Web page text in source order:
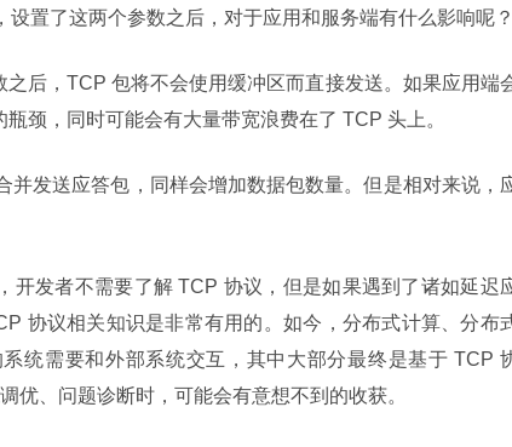
设置了这两个参数之后，对于应用和服务端有什么影响呢
后，TCP 包将不会使用缓冲区而直接发送。如果应用端
颈，同时可能会有大量带宽浪费在了 TCP 头上。
并发送应答包，同样会增加数据包数量。但是相对来说，
开发者不需要了解 TCP 协议，但是如果遇到了诸如延迟
协议相关知识是非常有用的。如今，分布式计算、分布
统需要和外部系统交互，其中大部分最终是基于 TCP
优、问题诊断时，可能会有意想不到的收获。